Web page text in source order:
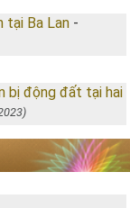
tại Ba Lan -
bị động đất tại hai